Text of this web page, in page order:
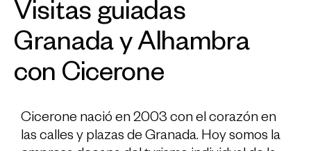
Visitas guiadas
Granada y Alhambra
con Cicerone
Cicerone nació en 2003 con el corazón en
las calles y plazas de Granada. Hoy somos la